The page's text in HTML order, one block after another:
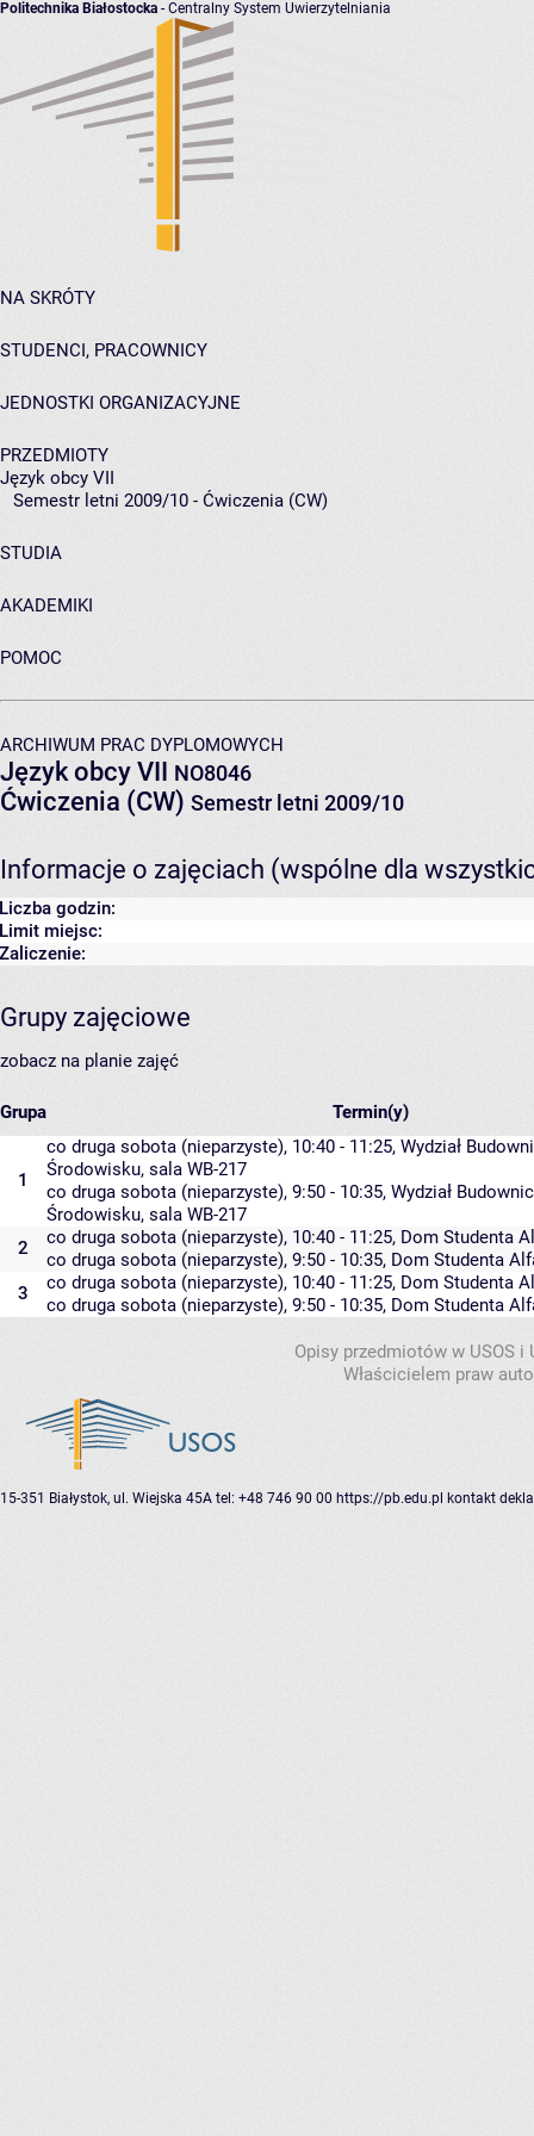
Politechnika Białostocka - Centralny System Uwierzytelniania
NA SKRÓTY
STUDENCI, PRACOWNICY
JEDNOSTKI ORGANIZACYJNE
PRZEDMIOTY
Język obcy VII
Semestr letni 2009/10 - Ćwiczenia (CW)
STUDIA
AKADEMIKI
POMOC
ARCHIWUM PRAC DYPLOMOWYCH
Język obcy VII NO8046
Ćwiczenia (CW) Semestr letni 2009/10
Informacje o zajęciach (wspólne dla
Liczba godzin:
Limit miejsc:
Zaliczenie:
Grupy zajęciowe
zobacz na planie zajęć
Grupa Termin(y)
1
co druga sobota (nieparzyste), 10:40 - 11:25, Wydział
Środowisku, sala WB-217
co druga sobota (nieparzyste), 9:50 - 10:35, Wydział
Środowisku, sala WB-217
2
co druga sobota (nieparzyste), 10:40 - 11:25, Dom Studenta
co druga sobota (nieparzyste), 9:50 - 10:35, Dom Studenta
3
co druga sobota (nieparzyste), 10:40 - 11:25, Dom Studenta
co druga sobota (nieparzyste), 9:50 - 10:35, Dom Studenta
Opisy przedmiotów w USOS
Właścicielem praw
15-351 Białystok, ul. Wiejska 45A tel: +48 746 90 00 https://pb.edu.pl kontakt